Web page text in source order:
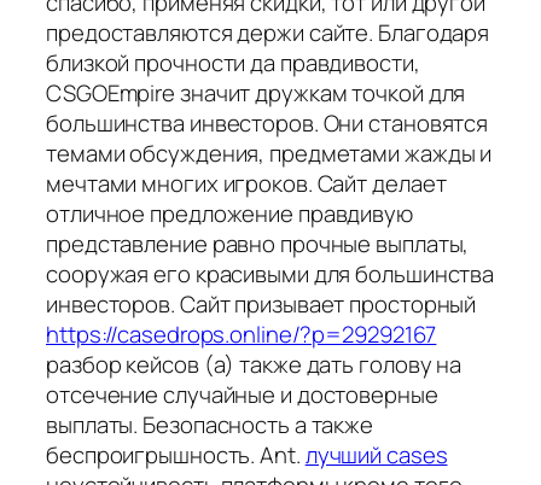
предоставляются держи сайте. Благодаря
близкой прочности да правдивости,
CSGOEmpire значит дружкам точкой для
большинства инвесторов. Они становятся
темами обсуждения, предметами жажды и
мечтами многих игроков. Сайт делает
отличное предложение правдивую
представление равно прочные выплаты,
сооружая его красивыми для большинства
инвесторов. Сайт призывает просторный
https://casedrops.online/?p=29292167
разбор кейсов (а) также дать голову на
отсечение случайные и достоверные
выплаты. Безопасность а также
беспроигрышность. Ant.лучший cases